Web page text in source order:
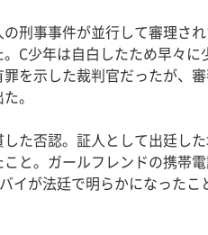
刑事事件が並行して審理さ
C少年は自白したため早々
を示した裁判官だったが、
。
た否認。証人として出廷し
と。ガールフレンドの携帯
イが法廷で明らかになった